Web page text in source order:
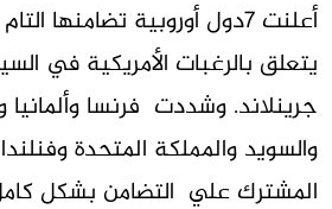
أعلنت 7دول أوروبية تضامنها
يتعلق بالرغبات الأمريكية في
جرينلاند. وشددت فرنسا وألمانيا
والسويد والمملكة المتحدة
المشترك علي التضامن بشكل